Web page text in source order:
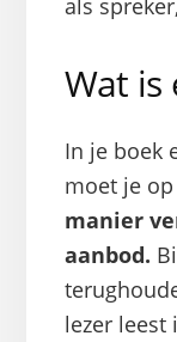
Wat is
In je boek
moet je
manier
aanbod.
lezer leest